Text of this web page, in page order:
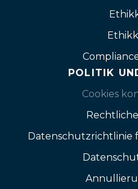
POLITIK
Cookies
Datenschutzrichtlinie